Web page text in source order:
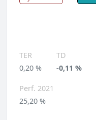
TER
0,20 %
TD
-0,11 %
Perf. 2021
25,20 %